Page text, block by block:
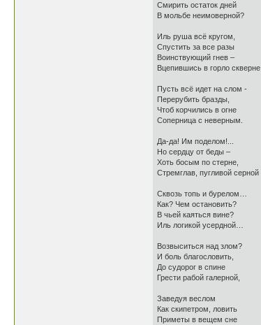
Смирить остаток дней
В мольбе неимоверной?
Иль руша всё кругом,
Спустить за все разы
Воинствующий гнев –
Вцепившись в горло скверне.
Пусть всё идет на слом -
Перерубить бразды,
Чтоб корчились в огне
Соперница с неверным.
Да-да! Им поделом!...
Но сердцу от беды –
Хоть босым по стерне,
Стремглав, пугливой серной
Сквозь топь и бурелом…
Как? Чем остановить?
В чьей каяться вине?
Иль логикой усердной…
Возвыситься над злом?
И боль благословить,
До судорог в спине
Грести рабой галерной,
Заведуя веслом
Как скипетром, ловить
Приметы в вещем сне